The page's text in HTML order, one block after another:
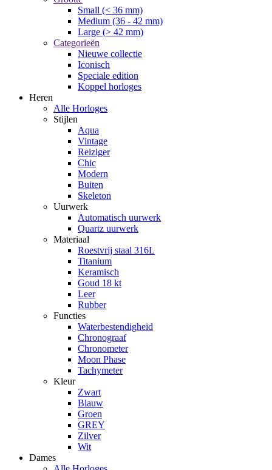
Small (< 36 mm)
Medium (36 - 42 mm)
Large (> 42 mm)
Categorieën
Nieuwe collectie
Iconisch
Speciale edition
Koppel horloges
Heren
Alle Horloges
Stijlen
Aqua
Vintage
Reiziger
Chic
Modern
Buiten
Skeleton
Uurwerk
Automatisch uurwerk
Quartz uurwerk
Materiaal
Roestvrij staal 316L
Titanium
Keramisch
Goud 18 kt
Leer
Rubber
Functies
Waterbestendigheid
Chronograaf
Chronometer
Moon Phase
Tachymeter
Kleur
Zwart
Blauw
Groen
GREY
Zilver
Wit
Dames